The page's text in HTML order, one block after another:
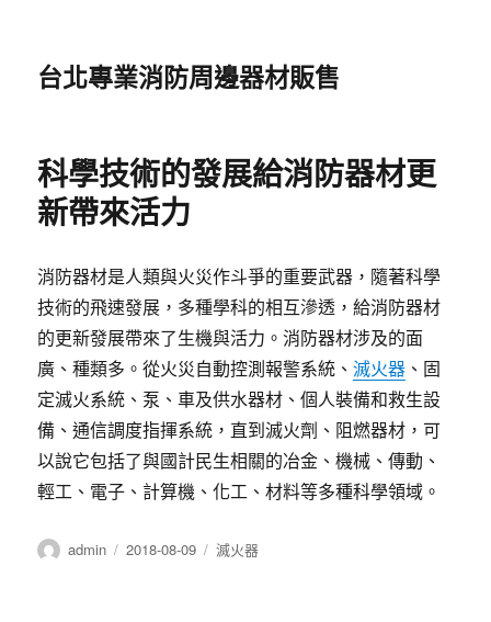
台北專業消防周邊器材販售
科學技術的發展給消防器材更
新帶來活力
消防器材是人類與火災作斗爭的重要武器，隨著科學
技術的飛速發展，多種學科的相互滲透，給消防器材
的更新發展帶來了生機與活力。消防器材涉及的面
廣、種類多。從火災自動控測報警系統、滅火器 、固
定滅火系統、泵、車及供水器材、個人裝備和救生設
備、通信調度指揮系統，直到滅火劑、阻燃器材，可
以說它包括了與國計民生相關的冶金、機械、傳動、
輕工、電子、計算機、化工、材料等多種科學領域。
作
admin
發
2018-08-09
分
滅火器